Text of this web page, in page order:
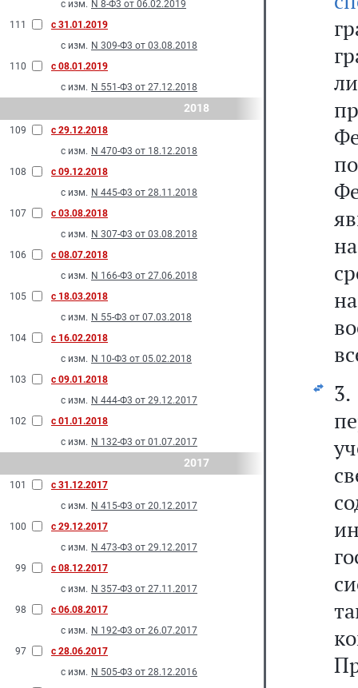
с изм. N 8-Ф3 от 06.02.2019
111
с 31.01.2019
с изм. N 309-Ф3 от 03.08.2018
110
с 08.01.2019
с изм. N 551-Ф3 от 27.12.2018
2018
109
с 29.12.2018
с изм. N 470-Ф3 от 18.12.2018
108
с 09.12.2018
с изм. N 445-Ф3 от 28.11.2018
107
с 03.08.2018
с изм. N 307-Ф3 от 03.08.2018
106
с 08.07.2018
с изм. N 166-Ф3 от 27.06.2018
105
с 18.03.2018
с изм. N 55-Ф3 от 07.03.2018
104
с 16.02.2018
с изм. N 10-Ф3 от 05.02.2018
103
с 09.01.2018
с изм. N 444-Ф3 от 29.12.2017
102
с 01.01.2018
с изм. N 132-Ф3 от 01.07.2017
2017
101
с 31.12.2017
с изм. N 415-Ф3 от 20.12.2017
100
с 29.12.2017
с изм. N 473-Ф3 от 29.12.2017
99
с 08.12.2017
с изм. N 357-Ф3 от 27.11.2017
98
с 06.08.2017
с изм. N 192-Ф3 от 26.07.2017
97
с 28.06.2017
с изм. N 505-Ф3 от 28.12.2016